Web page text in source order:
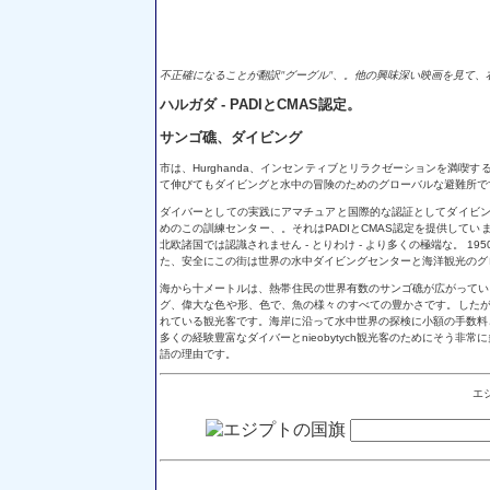
不正確になることが翻訳"グーグル"、。他の興味深い映画を見て
ハルガダ - PADIとCMAS認定。
サンゴ礁、ダイビング
市は、Hurghanda、インセンティブとリラクゼーションを満喫す
て伸びてもダイビングと水中の冒険のためのグローバルな避難所で
ダイバーとしての実践にアマチュアと国際的な認証としてダイビ
めのこの訓練センター、。それはPADIとCMAS認定を提供してい
北欧諸国では認識されません - とりわけ - より多くの極端な。
た、安全にこの街は世界の水中ダイビングセンターと海洋観光の
海から十メートルは、熱帯住民の世界有数のサンゴ礁が広がって
グ、偉大な色や形、色で、魚の様々のすべての豊かさです。した
れている観光客です。海岸に沿って水中世界の探検に小額の手数
多くの経験豊富なダイバーとnieobytych観光客のためにそう非常
語の理由です。
エ